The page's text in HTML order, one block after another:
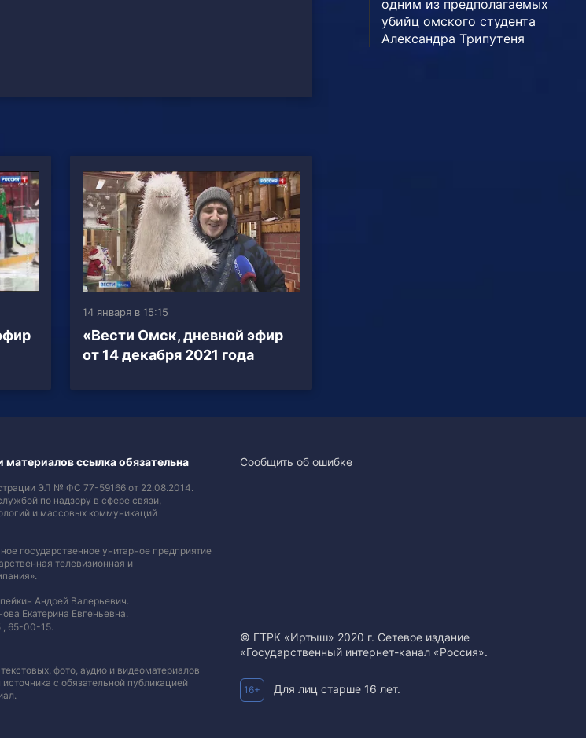
14 января в 15:15
«Вести Омск, дневной эфир
от 14 декабря 2021 года
одним из предполагаемых
убийц омского студента
Александра Трипутеня
материалов ссылка обязательна
ЭЛ № ФС 77-59166 от 22.08.2014.
по надзору в сфере связи,
и массовых коммуникаций
государственное унитарное предприятие
телевизионная и
Андрей Валерьевич.
Екатерина Евгеньевна.
, 65-00-15.
фото, аудио и видеоматериалов
с обязательной публикацией
.
Сообщить об ошибке
© ГТРК «Иртыш» 2020 г. Сетевое издание
«Государственный интернет-канал «Россия».
16+ Для лиц старше 16 лет.